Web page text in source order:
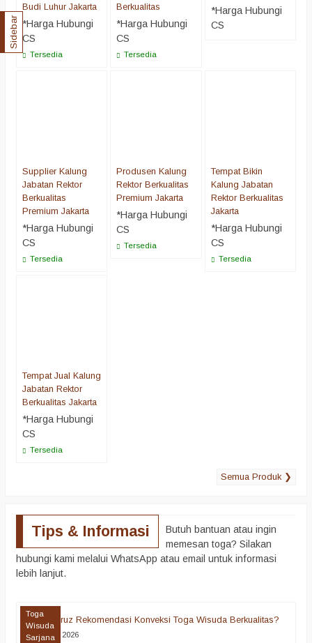
Budi Luhur Jakarta
*Harga Hubungi
CS
Tersedia
Berkualitas
*Harga Hubungi
CS
Tersedia
*Harga Hubungi
CS
Supplier Kalung
Jabatan Rektor
Berkualitas
Premium Jakarta
*Harga Hubungi
CS
Tersedia
Produsen Kalung
Rektor Berkualitas
Premium Jakarta
*Harga Hubungi
CS
Tersedia
Tempat Bikin
Kalung Jabatan
Rektor Berkualitas
Jakarta
*Harga Hubungi
CS
Tersedia
Tempat Jual Kalung
Jabatan Rektor
Berkualitas Jakarta
*Harga Hubungi
CS
Tersedia
Semua Produk ❯
Tips & Informasi
Butuh bantuan atau ingin
memesan toga? Silakan
hubungi kami melalui WhatsApp atau email untuk informasi
lebih lanjut.
Toga
Wisuda
Sarjana
Apa Alfairuz Rekomendasi Konveksi Toga Wisuda Berkualitas?
5 Agustus 2026
Sidebar